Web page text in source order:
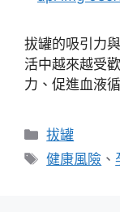
拔罐的吸引力
活中越來越受
力、促進血液
分
類
拔罐
標
健康風險 、